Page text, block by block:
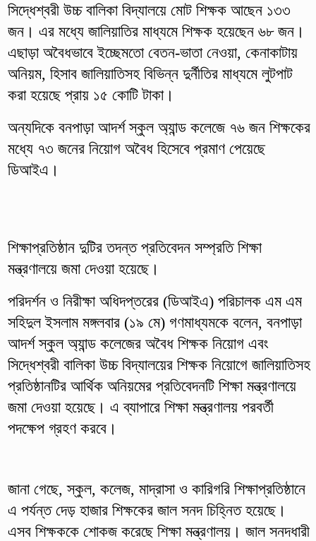
সিদ্ধেশ্বরী উচ্চ বালিকা বিদ্যালয়ে মোট শিক্ষক আছেন ১৩৩
জন। এর মধ্যে জালিয়াতির মাধ্যমে শিক্ষক হয়েছেন ৬৮ জন।
এছাড়া অবৈধভাবে ইচ্ছেমতো বেতন-ভাতা নেওয়া, কেনাকাটায়
অনিয়ম, হিসাব জালিয়াতিসহ বিভিন্ন দুর্নীতির মাধ্যমে লুটপাট
করা হয়েছে প্রায় ১৫ কোটি টাকা।
অন্যদিকে বনপাড়া আদর্শ স্কুল অ্যান্ড কলেজে ৭৬ জন শিক্ষকের
মধ্যে ৭৩ জনের নিয়োগ অবৈধ হিসেবে প্রমাণ পেয়েছে
ডিআইএ।
শিক্ষাপ্রতিষ্ঠান দুটির তদন্ত প্রতিবেদন সম্প্রতি শিক্ষা
মন্ত্রণালয়ে জমা দেওয়া হয়েছে।
পরিদর্শন ও নিরীক্ষা অধিদপ্তরের (ডিআইএ) পরিচালক এম এম
সহিদুল ইসলাম মঙ্গলবার (১৯ মে) গণমাধ্যমকে বলেন, বনপাড়া
আদর্শ স্কুল অ্যান্ড কলেজের অবৈধ শিক্ষক নিয়োগ এবং
সিদ্ধেশ্বরী বালিকা উচ্চ বিদ্যালয়ের শিক্ষক নিয়োগে জালিয়াতিসহ
প্রতিষ্ঠানটির আর্থিক অনিয়মের প্রতিবেদনটি শিক্ষা মন্ত্রণালয়ে
জমা দেওয়া হয়েছে। এ ব্যাপারে শিক্ষা মন্ত্রণালয় পরবর্তী
পদক্ষেপ গ্রহণ করবে।
জানা গেছে, স্কুল, কলেজ, মাদ্রাসা ও কারিগরি শিক্ষাপ্রতিষ্ঠানে
এ পর্যন্ত দেড় হাজার শিক্ষকের জাল সনদ চিহ্নিত হয়েছে।
এসব শিক্ষককে শোকজ করেছে শিক্ষা মন্ত্রণালয়। জাল সনদধারী